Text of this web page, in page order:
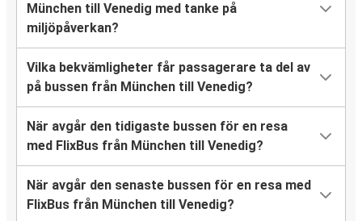
München till Venedig med tanke på
miljöpåverkan?
Vilka bekvämligheter får passagerare ta del av
på bussen från München till Venedig?
När avgår den tidigaste bussen för en resa
med FlixBus från München till Venedig?
När avgår den senaste bussen för en resa med
FlixBus från München till Venedig?